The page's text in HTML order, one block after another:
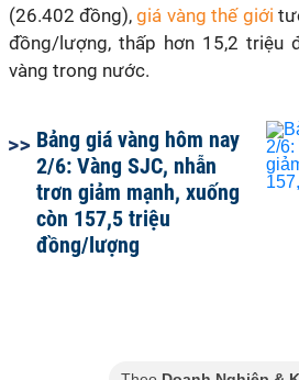
(26.402 đồng), giá vàng thế giới
đồng/lượng, thấp hơn 15,2 triệu
vàng trong nước.
Bảng giá vàng hôm nay
2/6: Vàng SJC, nhẫn
trơn giảm mạnh, xuống
còn 157,5 triệu
đồng/lượng